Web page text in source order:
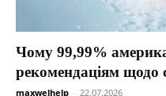
Чому 99,99%
рекомендаціям щодо
maxwelhelp - 22.07.2026